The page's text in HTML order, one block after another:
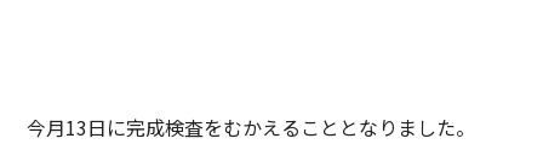
今月13日に完成検査をむかえることとなりました。